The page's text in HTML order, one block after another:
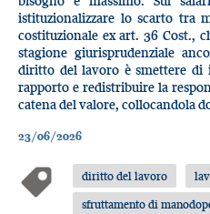
istituzionalizzare lo scarto tra
costituzionale ex art. 36 Cost.,
stagione giurisprudenziale
diritto del lavoro è smettere
rapporto e redistribuire la
catena del valore, collocandola
23/06/2026
diritto del lavoro
sfruttamento di